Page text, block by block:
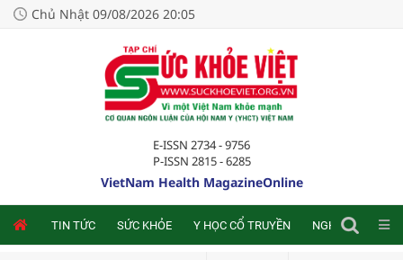
Chủ Nhật 09/08/2026 20:05
E-ISSN 2734 - 9756
P-ISSN 2815 - 6285
VietNam Health MagazineOnline
TIN TỨC SỨC KHỎE Y HỌC CỔ TRUYỀN NGHIÊN CỨU